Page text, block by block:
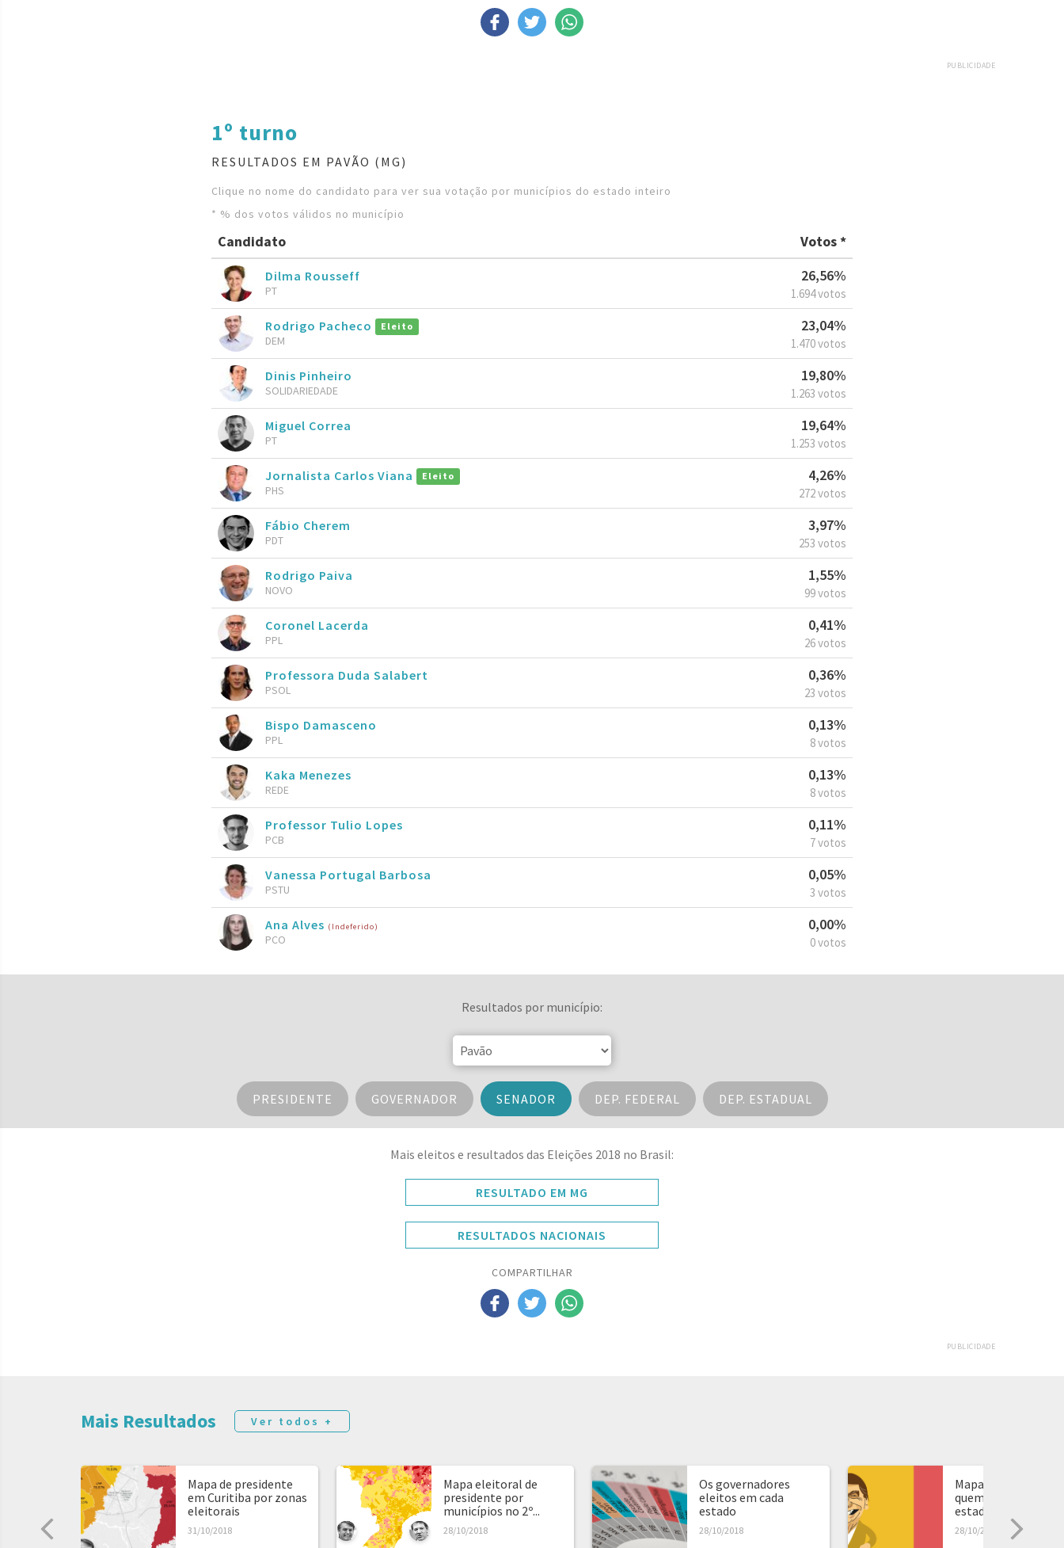
PUBLICIDADE
1º turno
RESULTADOS EM PAVÃO (MG)
Clique no nome do candidato para ver sua votação por municípios do estado inteiro
* % dos votos válidos no município
Candidato Votos *
Dilma Rousseff
PT
26,56%
1.694 votos
Rodrigo Pacheco Eleito
DEM
23,04%
1.470 votos
Dinis Pinheiro
SOLIDARIEDADE
19,80%
1.263 votos
Miguel Correa
PT
19,64%
1.253 votos
Jornalista Carlos Viana Eleito
PHS
4,26%
272 votos
Fábio Cherem
PDT
3,97%
253 votos
Rodrigo Paiva
NOVO
1,55%
99 votos
Coronel Lacerda
PPL
0,41%
26 votos
Professora Duda Salabert
PSOL
0,36%
23 votos
Bispo Damasceno
PPL
0,13%
8 votos
Kaka Menezes
REDE
0,13%
8 votos
Professor Tulio Lopes
PCB
0,11%
7 votos
Vanessa Portugal Barbosa
PSTU
0,05%
3 votos
Ana Alves (Indeferido)
PCO
0,00%
0 votos
Resultados por município:
PRESIDENTE GOVERNADOR SENADOR DEP. FEDERAL DEP. ESTADUAL
Mais eleitos e resultados das Eleições 2018 no Brasil:
RESULTADO EM MG
RESULTADOS NACIONAIS
COMPARTILHAR
PUBLICIDADE
Mais Resultados Ver todos +
Mapa de presidente
em Curitiba por zonas
eleitorais
31/10/2018
Mapa eleitoral de
presidente por
municípios no 2º...
28/10/2018
Os governadores
eleitos em cada
estado
28/10/2018
Mapa de presidente:
quem ganhou em
estado...
28/10/2018